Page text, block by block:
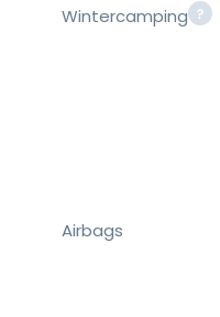
Wintercamping
Airbags